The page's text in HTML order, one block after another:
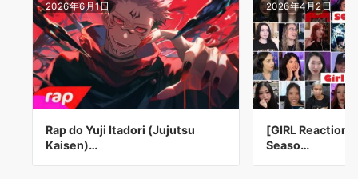
2026年6月1日
Rap do Yuji Itadori (Jujutsu
Kaisen)…
2026年4月2日
[GIRL
Seaso…